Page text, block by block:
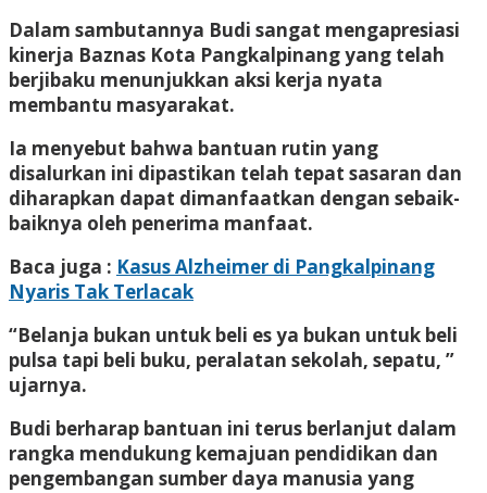
Dalam sambutannya Budi sangat mengapresiasi
kinerja Baznas Kota Pangkalpinang yang telah
berjibaku menunjukkan aksi kerja nyata
membantu masyarakat.
Ia menyebut bahwa bantuan rutin yang
disalurkan ini dipastikan telah tepat sasaran dan
diharapkan dapat dimanfaatkan dengan sebaik-
baiknya oleh penerima manfaat.
Baca juga : Kasus Alzheimer di Pangkalpinang
Nyaris Tak Terlacak
“Belanja bukan untuk beli es ya bukan untuk beli
pulsa tapi beli buku, peralatan sekolah, sepatu, ”
ujarnya.
Budi berharap bantuan ini terus berlanjut dalam
rangka mendukung kemajuan pendidikan dan
pengembangan sumber daya manusia yang